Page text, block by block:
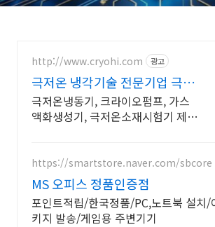
http://www.cryohi.com 광고
극저온 냉각기술 전문기업 극저
온 냉각기술 전문기업
극저온냉동기, 크라이오펌프, 가스
액화생성기, 극저온소재시험기 제조
제조전문
https://smartstore.naver.com/sbcore
MS 오피스 정품인증점
포인트적립/한국정품/PC,노트북 설치/
키지 발송/게임용 주변기기